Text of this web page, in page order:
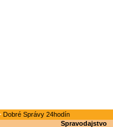
Dobré Správy 24hodín
Spravodajstvo